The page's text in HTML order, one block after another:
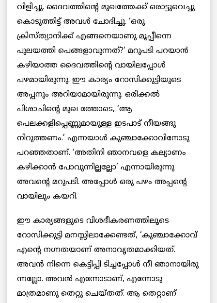
വിളിച്ചു. ദൈവത്തിന്‍റെ മുഖത്തേക്ക് ഒരാട്ടുവെച്ചു
കൊടുത്തിട്ട് അവള്‍ ചോദിച്ചു. ‘ഒരു
ക്രിസ്ത്യാനിക്ക് എങ്ങനെയാണു മൂപ്പീന്നെ
പുലയത്തി പെങ്ങളാവുന്നത്?’ മറുപടി പറയാന്‍
കഴിയാത്ത ദൈവത്തിന്‍റെ വായിലപ്പോള്‍
പഴമായിരുന്നു. ഈ കാര്യം റോസിക്കുട്ടിയുടെ
അപ്പനും അറിയാമായിരുന്നു. ഒരിക്കല്‍
പിശാചിന്‍റെ മുഖ ത്തോടെ, ‘ആ
പെലക്കളിപ്പെണ്ണുമായുള്ള ഇടപാട് നീയങ്ങു
നിറുത്തണം.’ എന്നയാള്‍ കുഞ്ചാക്കോവിനോടു
പറഞ്ഞതാണ്. ‘അതിനി ഞാനവളെ കല്യാണം
കഴിക്കാന്‍ പോവുന്നില്ലല്ലോ’ എന്നായിരുന്നു
അവന്‍റെ മറുപടി. അപ്പോള്‍ ഒരു പഴം അപ്പന്‍റെ
വായിലും കയറി.
ഈ കാര്യങ്ങളുടെ വിശദീകരണത്തിലൂടെ
റോസിക്കുട്ടി മനസ്സിലാക്കേണ്ടത്, ‘കുഞ്ചാക്കോവ്
എന്‍റെ നഗ്നതയാണ് അനാവൃതമാക്കിയത്.
അവന്‍ നിന്നെ കെട്ടിപ്പി ടിച്ചപ്പോള്‍ നീ ഞാനായിരു
ന്നല്ലോ. അവന്‍ എന്നോടാണ്, എന്നോടു
മാത്രമാണു തെറ്റു ചെയ്തത്. ആ തെറ്റാണ്